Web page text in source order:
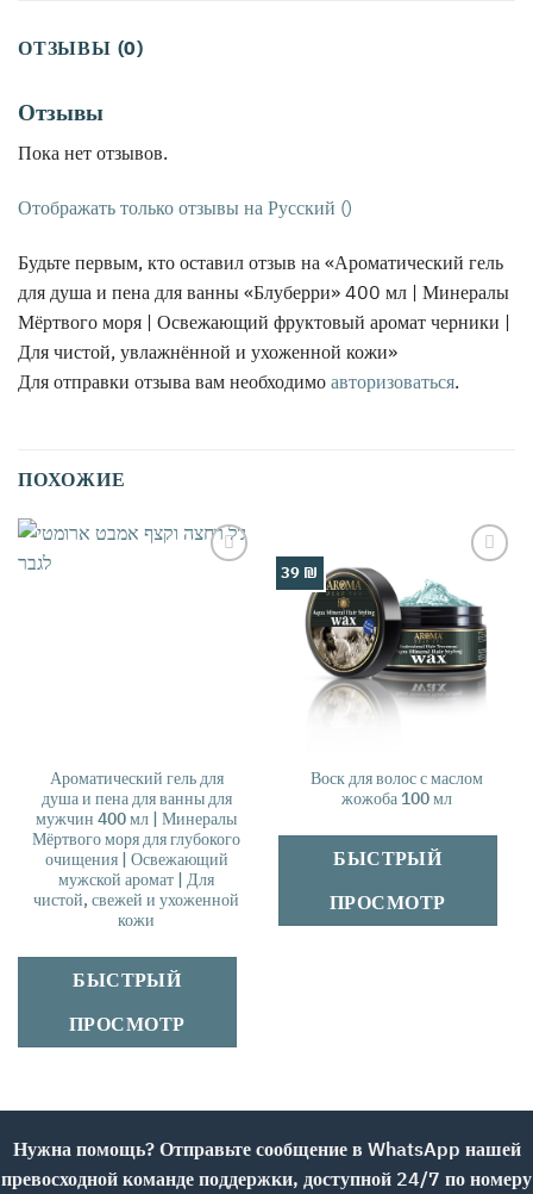
ОТЗЫВЫ (0)
Отзывы
Пока нет отзывов.
Отображать только отзывы на Русский ()
Будьте первым, кто оставил отзыв на «Ароматический гель
для душа и пена для ванны «Блуберри» 400 мл | Минералы
Мёртвого моря | Освежающий фруктовый аромат черники |
Для чистой, увлажнённой и ухоженной кожи»
Для отправки отзыва вам необходимо авторизоваться.
ПОХОЖИЕ
Ароматический гель для
душа и пена для ванны для
мужчин 400 мл | Минералы
Мёртвого моря для глубокого
очищения | Освежающий
мужской аромат | Для
чистой, свежей и ухоженной
кожи
БЫСТРЫЙ
ПРОСМОТР
39 ₪
Воск для волос с маслом
жожоба 100 мл
БЫСТРЫЙ
ПРОСМОТР
Нужна помощь? Отправьте сообщение в WhatsApp нашей
превосходной команде поддержки, доступной 24/7 по номеру